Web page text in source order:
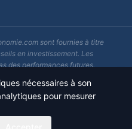
sont fournies à titre
en investissement. Les
des performances futures.
Tous droits réservés.
quotidiennement
nécessaires à son
pour mesurer